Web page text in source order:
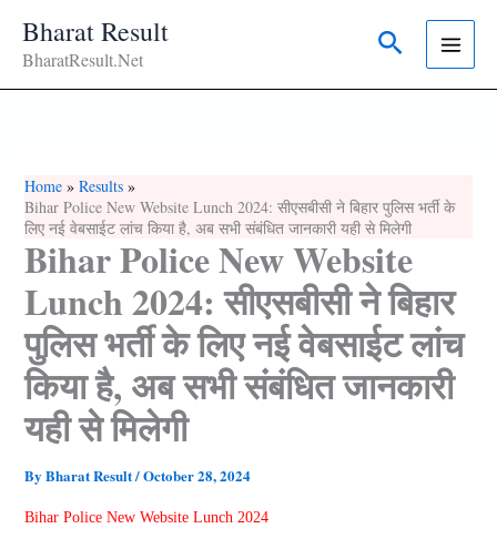
Bharat Result
BharatResult.Net Search
Home
Results
Bihar Police New Website Lunch 2024: सीएसबीसी ने बिहार पुलिस भर्ती के
लिए नई वेबसाईट लांच किया है, अब सभी संबं‍धित जानकारी यही से मिलेगी
Bihar Police New Website
Lunch 2024: सीएसबीसी ने बिहार
पुलिस भर्ती के लिए नई वेबसाईट लांच
किया है, अब सभी संबं‍धित जानकारी
यही से मिलेगी
By Bharat Result/October 28, 2024
Bihar Police New Website Lunch 2024